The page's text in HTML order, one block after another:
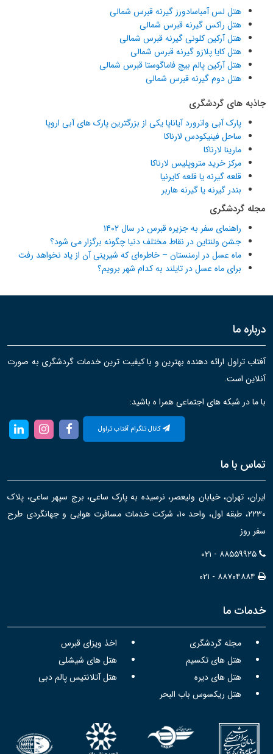
هتل لس آمباسادورز گیرنه قبرس شمالی
هتل راکس گیرنه قبرس شمالی
هتل آرکین کلونی گیرنه قبرس شمالی
هتل کایا پلازو گیرنه قبرس شمالی
هتل آرکین پالم بیچ فاماگوستا قبرس شمالی
هتل دوم گیرنه قبرس شمالی
جاذبه های گردشگری
پارک آبی واترورد آیاناپا یکی از بزرگترین پارک های آبی اروپا
ساحل فینیکودس لارناکا
مارینا لارناکا
مرکز خرید متروپلیس لارناکا
قلعه گیرنه یا قلعه کایرنیا
بندر گیرنه یا گیرنه هاربر
مجله گردشگری
راهنمای سفر به جزیره قبرس در سال ۱۴۰۲
جشن ولنتاین در نقاط مختلف دنیا چگونه برگزار می شود؟
ماه عسل در ارمنستان – خاطره‌ای که شیرینی آن از یاد نخواهد رفت
برای ماه عسل در تایلند به کدام شهر برویم؟
درباره ما
آفتاب تراول ارائه دهنده بهترین و با کیفیت ترین خدمات گردشگری به صورت
آنلاین است.
با ما در شبکه های اجتماعی همرا ه باشید:
کانال تلگرام آفتاب تراول
تماس با ما
ایران، تهران، خیابان ولیعصر، نرسیده به پارک ساعی، برج سپهر ساعی، پلاک
۲۲۳۰، طبقه اول، واحد ۱۰، شرکت خدمات مسافرت هوایی و جهانگردی طرح
سفر روز
۰۲۱ - ۸۸۵۵۹۹۲۵
۰۲۱ - ۸۸۷۰۴۸۸۴
خدمات ما
مجله گردشگری
اخذ ویزای قبرس
هتل های تکسیم
هتل های شیشلی
هتل های دیره
هتل آتلانتیس پالم دبی
هتل ریکسوس باب البحر